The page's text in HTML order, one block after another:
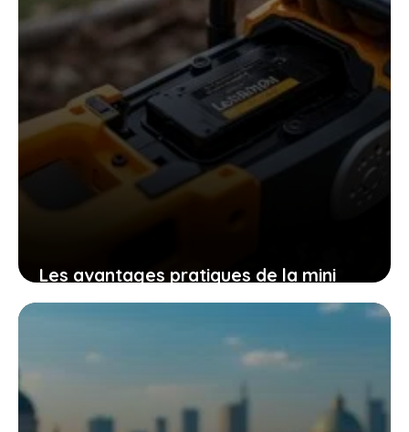
Les avantages pratiques de la mini
tronçonneuse güde mk 18-201-05 pour